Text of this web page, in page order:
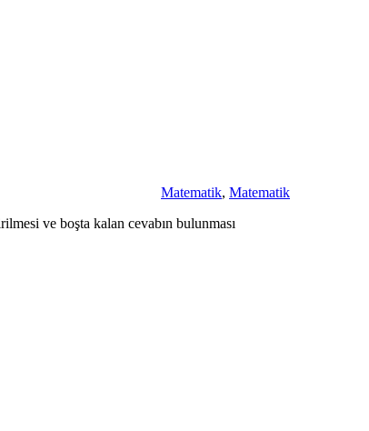
Matematik, Matematik
ve boşta kalan cevabın bulunması